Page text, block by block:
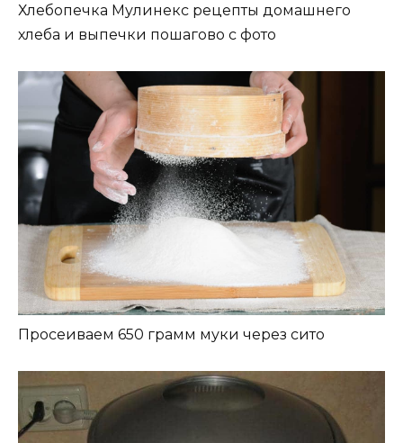
Хлебопечка Мулинекс рецепты домашнего
хлеба и выпечки пошагово с фото
Просеиваем 650 грамм муки через сито